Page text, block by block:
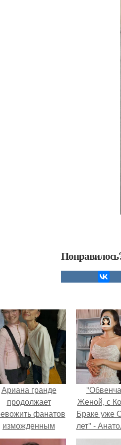
Ариана гранде
продолжает
фанатов
изможденным
Видом.
Женой, с
Браке уже
лет" -